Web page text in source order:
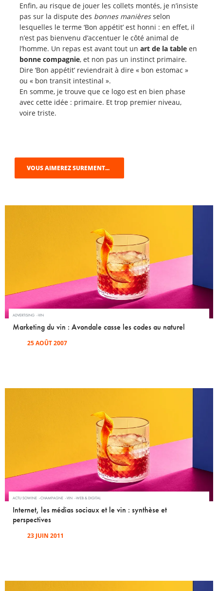
Enfin, au risque de jouer les collets montés, je n’insiste
pas sur la dispute des bonnes manièresselon
lesquelles le terme ‘Bon appétit’ est honni : en effet, il
n’est pas bienvenu d’accentuer le côté animal de
l’homme. Un repas est avant tout un art de la table en
bonne compagnie, et non pas un instinct primaire.
Dire ‘Bon appétit’ reviendrait à dire « bon estomac »
ou « bon transit intestinal ».
En somme, je trouve que ce logo est en bien phase
avec cette idée : primaire. Et trop premier niveau,
voire triste.
VOUS AIMEREZ SUREMENT...
ADVERTISING VIN
Marketing du vin : Avondale casse les codes au naturel
25 AOÛT 2007
ACTU SOWINE CHAMPAGNE VIN WEB & DIGITAL
Internet, les médias sociaux et le vin : synthèse et
perspectives
23 JUIN 2011